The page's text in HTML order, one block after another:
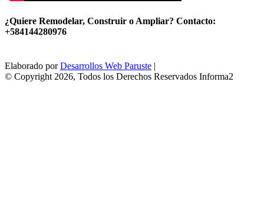
¿Quiere Remodelar, Construir o Ampliar? Contacto:
+584144280976
Elaborado porDesarrollos Web Paruste |
© Copyright 2026, Todos los Derechos Reservados Informa2